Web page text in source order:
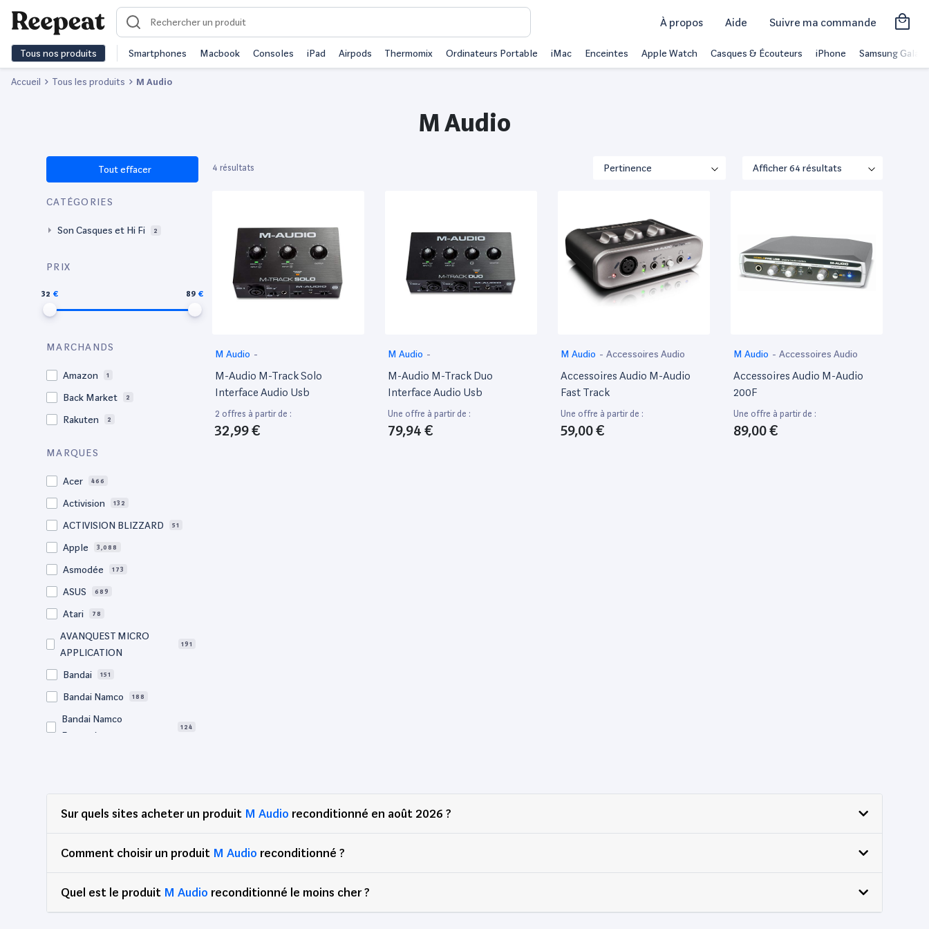
À propos Aide Suivre ma commande
Tous nos produits Smartphones Macbook Consoles iPad Airpods Thermomix Ordinateurs Portable iMac Enceintes Apple Watch Casques & Écouteurs iPhone Samsung Galaxy
Accueil Tous les produits M Audio
M Audio
Tout effacer
CATÉGORIES
Son Casques et Hi Fi 2
PRIX
32 89
MARCHANDS
Amazon 1
Back Market 2
Rakuten 2
MARQUES
Acer 466
Activision 132
ACTIVISION BLIZZARD 51
Apple 3,088
Asmodée 173
ASUS 689
Atari 78
AVANQUEST MICRO
APPLICATION
191
Bandai 151
Bandai Namco 188
Bandai Namco
Entertainment
124
Canon
DEG 88
Dell 2,515
4 résultats
M Audio -
M-Audio M-Track Solo
Interface Audio Usb
2 offres à partir de :
32,99 €
M Audio -
M-Audio M-Track Duo
Interface Audio Usb
Une offre à partir de :
79,94 €
M Audio - Accessoires Audio
Accessoires Audio M-Audio
Fast Track
Une offre à partir de :
59,00 €
M Audio - Accessoires Audio
Accessoires Audio M-Audio
200F
Une offre à partir de :
89,00 €
Sur quels sites acheter un produit M Audio reconditionné en août 2026 ?
Comment choisir un produit M Audio reconditionné ?
Quel est le produit M Audio reconditionné le moins cher ?